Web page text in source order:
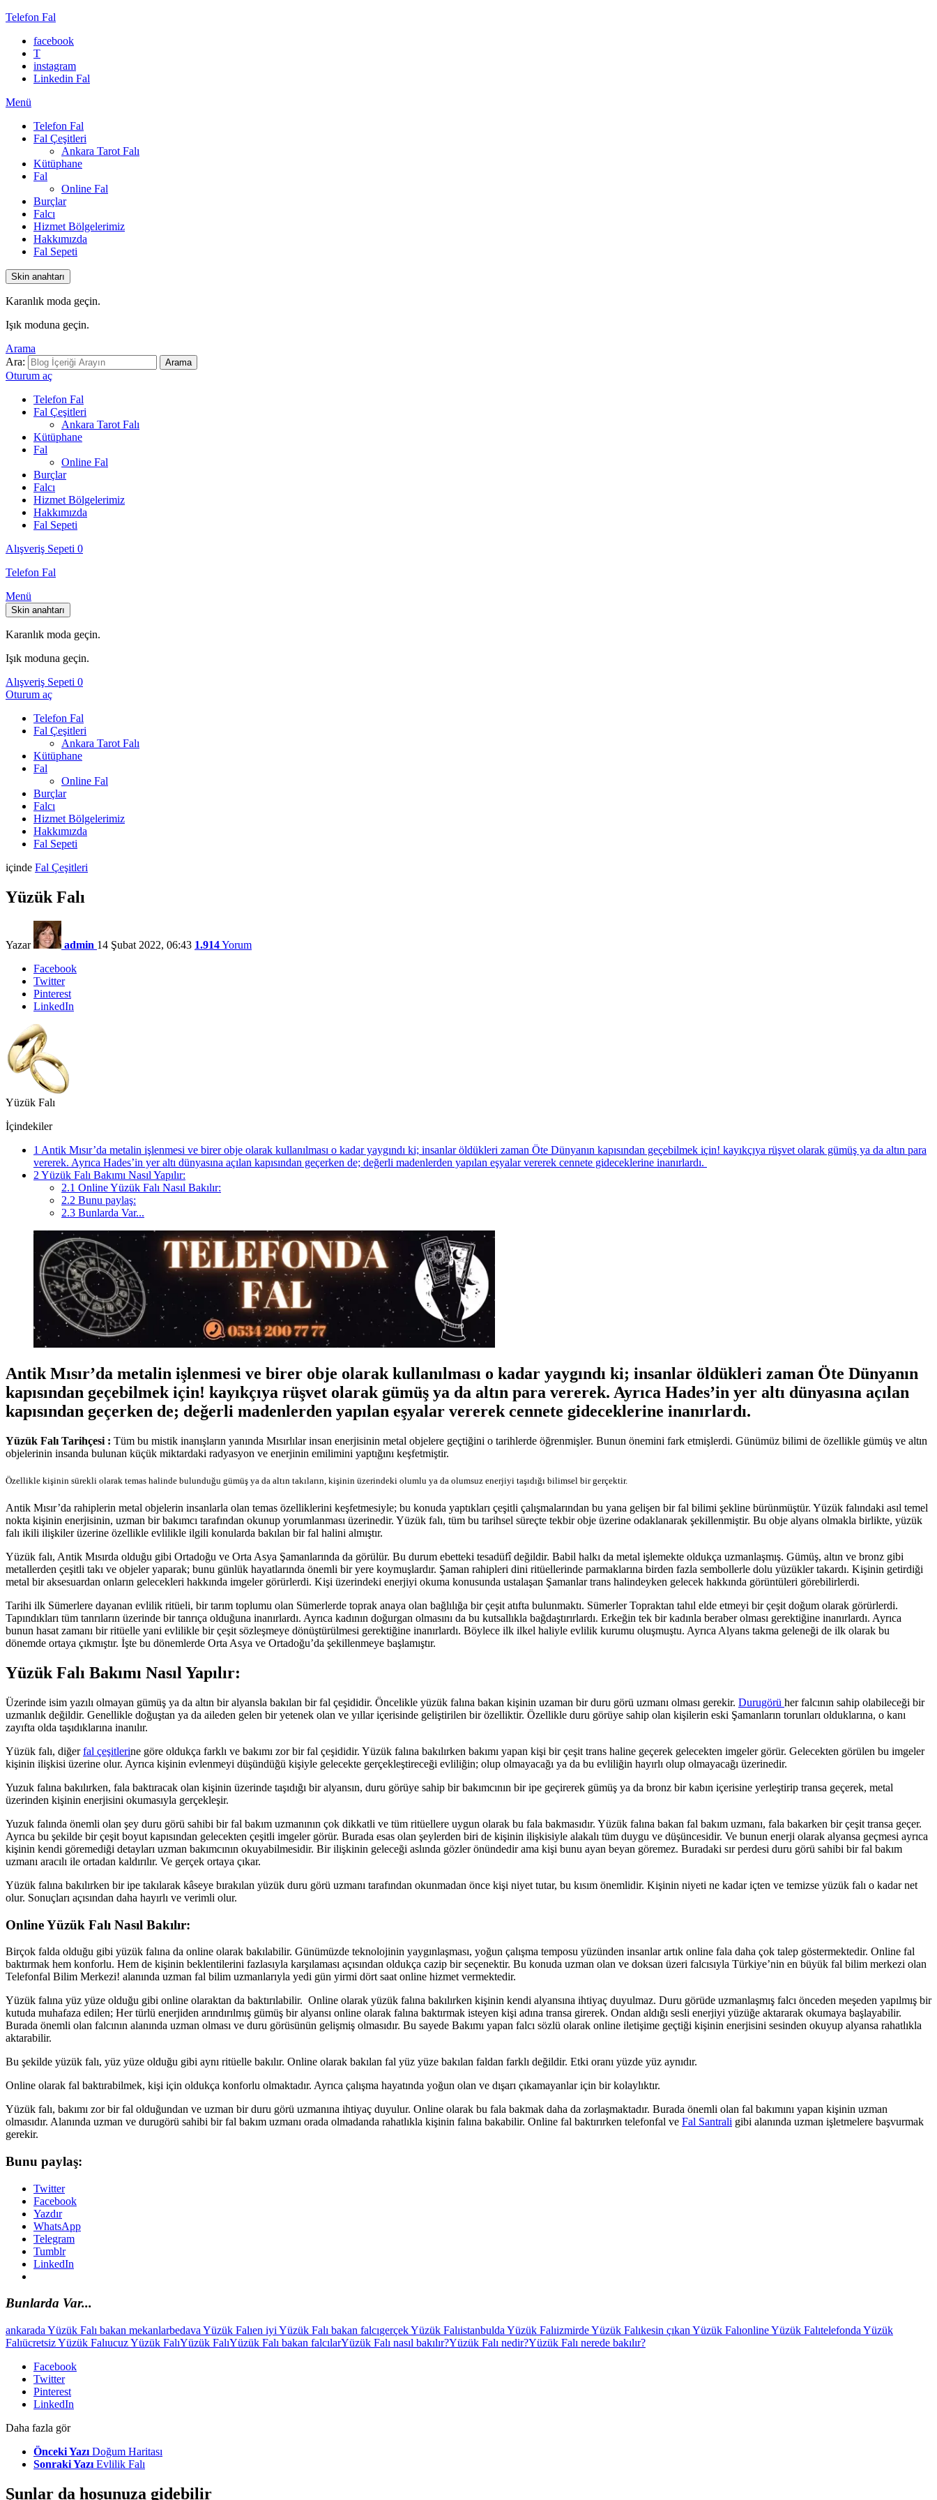
Telefon Fal
facebook
T
instagram
Linkedin Fal
Menü
Telefon Fal
Fal Çeşitleri
Ankara Tarot Falı
Kütüphane
Fal
Online Fal
Burçlar
Falcı
Hizmet Bölgelerimiz
Hakkımızda
Fal Sepeti
Skin anahtarı
Karanlık moda geçin.
Işık moduna geçin.
Arama
Ara:
Arama
Oturum aç
Telefon Fal
Fal Çeşitleri
Ankara Tarot Falı
Kütüphane
Fal
Online Fal
Burçlar
Falcı
Hizmet Bölgelerimiz
Hakkımızda
Fal Sepeti
Alışveriş Sepeti 0
Telefon Fal
Menü
Skin anahtarı
Karanlık moda geçin.
Işık moduna geçin.
Alışveriş Sepeti 0
Oturum aç
Telefon Fal
Fal Çeşitleri
Ankara Tarot Falı
Kütüphane
Fal
Online Fal
Burçlar
Falcı
Hizmet Bölgelerimiz
Hakkımızda
Fal Sepeti
içinde Fal Çeşitleri
Yüzük Falı
Yazar admin 14 Şubat 2022, 06:43 1.914Yorum
Facebook
Twitter
Pinterest
LinkedIn
Yüzük Falı
İçindekiler
1 Antik Mısır’da metalin işlenmesi ve birer obje olarak kullanılması o kadar yaygındı ki; insanlar öldükleri zaman Öte Dünyanın kapısından geçebilmek için! kayıkçıya rüşvet olarak gümüş ya da altın para
vererek. Ayrıca Hades’in yer altı dünyasına açılan kapısından geçerken de; değerli madenlerden yapılan eşyalar vererek cennete gideceklerine inanırlardı.
2 Yüzük Falı Bakımı Nasıl Yapılır:
2.1 Online Yüzük Falı Nasıl Bakılır:
2.2 Bunu paylaş:
2.3 Bunlarda Var...
Antik Mısır’da metalin işlenmesi ve birer obje olarak kullanılması o kadar yaygındı ki; insanlar öldükleri zaman Öte Dünyanın
kapısından geçebilmek için! kayıkçıya rüşvet olarak gümüş ya da altın para vererek. Ayrıca Hades’in yer altı dünyasına açılan
kapısından geçerken de; değerli madenlerden yapılan eşyalar vererek cennete gideceklerine inanırlardı.
Yüzük Falı Tarihçesi : Tüm bu mistik inanışların yanında Mısırlılar insan enerjisinin metal objelere geçtiğini o tarihlerde öğrenmişler. Bunun önemini fark etmişlerdi. Günümüz bilimi de özellikle gümüş ve altın
objelerinin insanda bulunan küçük miktardaki radyasyon ve enerjinin emilimini yaptığını keşfetmiştir.
Özellikle kişinin sürekli olarak temas halinde bulunduğu gümüş ya da altın takıların, kişinin üzerindeki olumlu ya da olumsuz enerjiyi taşıdığı bilimsel bir gerçektir.
Antik Mısır’da rahiplerin metal objelerin insanlarla olan temas özelliklerini keşfetmesiyle; bu konuda yaptıkları çeşitli çalışmalarından bu yana gelişen bir fal bilimi şekline bürünmüştür. Yüzük falındaki asıl temel
nokta kişinin enerjisinin, uzman bir bakımcı tarafından okunup yorumlanması üzerinedir. Yüzük falı, tüm bu tarihsel süreçte tekbir obje üzerine odaklanarak şekillenmiştir. Bu obje alyans olmakla birlikte, yüzük
falı ikili ilişkiler üzerine özellikle evlilikle ilgili konularda bakılan bir fal halini almıştır.
Yüzük falı, Antik Mısırda olduğu gibi Ortadoğu ve Orta Asya Şamanlarında da görülür. Bu durum ebetteki tesadüfî değildir. Babil halkı da metal işlemekte oldukça uzmanlaşmış. Gümüş, altın ve bronz gibi
metallerden çeşitli takı ve objeler yaparak; bunu günlük hayatlarında önemli bir yere koymuşlardır. Şaman rahipleri dini ritüellerinde parmaklarına birden fazla sembollerle dolu yüzükler takardı. Kişinin getirdiği
metal bir aksesuardan onların gelecekleri hakkında imgeler görürlerdi. Kişi üzerindeki enerjiyi okuma konusunda ustalaşan Şamanlar trans halindeyken gelecek hakkında görüntüleri görebilirlerdi.
Tarihi ilk Sümerlere dayanan evlilik ritüeli, bir tarım toplumu olan Sümerlerde toprak anaya olan bağlılığa bir çeşit atıfta bulunmaktı. Sümerler Topraktan tahıl elde etmeyi bir çeşit doğum olarak görürlerdi.
Tapındıkları tüm tanrıların üzerinde bir tanrıça olduğuna inanırlardı. Ayrıca kadının doğurgan olmasını da bu kutsallıkla bağdaştırırlardı. Erkeğin tek bir kadınla beraber olması gerektiğine inanırlardı. Ayrıca
bunun hasat zamanı bir ritüelle yani evlilikle bir çeşit sözleşmeye dönüştürülmesi gerektiğine inanırlardı. Böylece ilk ilkel haliyle evlilik kurumu oluşmuştu. Ayrıca Alyans takma geleneği de ilk olarak bu
dönemde ortaya çıkmıştır. İşte bu dönemlerde Orta Asya ve Ortadoğu’da şekillenmeye başlamıştır.
Yüzük Falı Bakımı Nasıl Yapılır:
Üzerinde isim yazılı olmayan gümüş ya da altın bir alyansla bakılan bir fal çeşididir. Öncelikle yüzük falına bakan kişinin uzaman bir duru görü uzmanı olması gerekir. Durugörü her falcının sahip olabileceği bir
uzmanlık değildir. Genellikle doğuştan ya da aileden gelen bir yetenek olan ve yıllar içerisinde geliştirilen bir özelliktir. Özellikle duru görüye sahip olan kişilerin eski Şamanların torunları olduklarına, o kanı
zayıfta olda taşıdıklarına inanılır.
Yüzük falı, diğerfal çeşitlerine göre oldukça farklı ve bakımı zor bir fal çeşididir. Yüzük falına bakılırken bakımı yapan kişi bir çeşit trans haline geçerek gelecekten imgeler görür. Gelecekten görülen bu imgeler
kişinin ilişkisi üzerine olur. Ayrıca kişinin evlenmeyi düşündüğü kişiyle gelecekte gerçekleştireceği evliliğin; olup olmayacağı ya da bu evliliğin hayırlı olup olmayacağı üzerinedir.
Yuzuk falına bakılırken, fala baktıracak olan kişinin üzerinde taşıdığı bir alyansın, duru görüye sahip bir bakımcının bir ipe geçirerek gümüş ya da bronz bir kabın içerisine yerleştirip transa geçerek, metal
üzerinden kişinin enerjisini okumasıyla gerçekleşir.
Yuzuk falında önemli olan şey duru görü sahibi bir fal bakım uzmanının çok dikkatli ve tüm ritüellere uygun olarak bu fala bakmasıdır. Yüzük falına bakan fal bakım uzmanı, fala bakarken bir çeşit transa geçer.
Ayrıca bu şekilde bir çeşit boyut kapısından gelecekten çeşitli imgeler görür. Burada esas olan şeylerden biri de kişinin ilişkisiyle alakalı tüm duygu ve düşüncesidir. Ve bunun enerji olarak alyansa geçmesi ayrıca
kişinin kendi göremediği detayları uzman bakımcının okuyabilmesidir. Bir ilişkinin geleceği aslında gözler önündedir ama kişi bunu ayan beyan göremez. Buradaki sır perdesi duru görü sahibi bir fal bakım
uzmanı aracılı ile ortadan kaldırılır. Ve gerçek ortaya çıkar.
Yüzük falına bakılırken bir ipe takılarak kâseye bırakılan yüzük duru görü uzmanı tarafından okunmadan önce kişi niyet tutar, bu kısım önemlidir. Kişinin niyeti ne kadar içten ve temizse yüzük falı o kadar net
olur. Sonuçları açısından daha hayırlı ve verimli olur.
Online Yüzük Falı Nasıl Bakılır:
Birçok falda olduğu gibi yüzük falına da online olarak bakılabilir. Günümüzde teknolojinin yaygınlaşması, yoğun çalışma temposu yüzünden insanlar artık online fala daha çok talep göstermektedir. Online fal
baktırmak hem konforlu. Hem de kişinin beklentilerini fazlasıyla karşılaması açısından oldukça cazip bir seçenektir. Bu konuda uzman olan ve doksan üzeri falcısıyla Türkiye’nin en büyük fal bilim merkezi olan
Telefonfal Bilim Merkezi! alanında uzman fal bilim uzmanlarıyla yedi gün yirmi dört saat online hizmet vermektedir.
Yüzük falına yüz yüze olduğu gibi online olaraktan da baktırılabilir. Online olarak yüzük falına bakılırken kişinin kendi alyansına ihtiyaç duyulmaz. Duru görüde uzmanlaşmış falcı önceden meşeden yapılmış bir
kutuda muhafaza edilen; Her türlü enerjiden arındırılmış gümüş bir alyansı online olarak falına baktırmak isteyen kişi adına transa girerek. Ondan aldığı sesli enerjiyi yüzüğe aktararak okumaya başlayabilir.
Burada önemli olan falcının alanında uzman olması ve duru görüsünün gelişmiş olmasıdır. Bu sayede Bakımı yapan falcı sözlü olarak online iletişime geçtiği kişinin enerjisini sesinden okuyup alyansa rahatlıkla
aktarabilir.
Bu şekilde yüzük falı, yüz yüze olduğu gibi aynı ritüelle bakılır. Online olarak bakılan fal yüz yüze bakılan faldan farklı değildir. Etki oranı yüzde yüz aynıdır.
Online olarak fal baktırabilmek, kişi için oldukça konforlu olmaktadır. Ayrıca çalışma hayatında yoğun olan ve dışarı çıkamayanlar için bir kolaylıktır.
Yüzük falı, bakımı zor bir fal olduğundan ve uzman bir duru görü uzmanına ihtiyaç duyulur. Online olarak bu fala bakmak daha da zorlaşmaktadır. Burada önemli olan fal bakımını yapan kişinin uzman
olmasıdır. Alanında uzman ve durugörü sahibi bir fal bakım uzmanı orada olmadanda rahatlıkla kişinin falına bakabilir. Online fal baktırırken telefonfal ve Fal Santrali gibi alanında uzman işletmelere başvurmak
gerekir.
Bunu paylaş:
Twitter
Facebook
Yazdır
WhatsApp
Telegram
Tumblr
LinkedIn
Bunlarda Var...
ankarada Yüzük Falı bakan mekanlarbedava Yüzük Falıen iyi Yüzük Falı bakan falcıgerçek Yüzük Falıistanbulda Yüzük Falıizmirde Yüzük Falıkesin çıkan Yüzük Falıonline Yüzük Falıtelefonda Yüzük
Falıücretsiz Yüzük Falıucuz Yüzük FalıYüzük FalıYüzük Falı bakan falcılarYüzük Falı nasıl bakılır?Yüzük Falı nedir?Yüzük Falı nerede bakılır?
Facebook
Twitter
Pinterest
LinkedIn
Daha fazla gör
Önceki Yazı Doğum Haritası
Sonraki Yazı Evlilik Falı
Şunlar da hoşunuza gidebilir